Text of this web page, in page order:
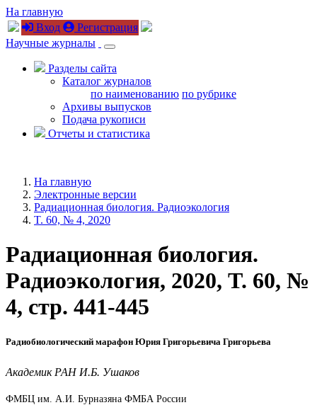
На главную
Вход
Регистрация
Научные журналы
Разделы сайта
Каталог журналов
по наименованию по рубрике
Архивы выпусков
Подача рукописи
Отчеты и статистика
На главную
Электронные версии
Радиационная биология. Радиоэкология
T. 60, № 4, 2020
Радиационная биология.
Радиоэкология, 2020, T. 60, №
4, стр. 441-445
Радиобиологический марафон Юрия Григорьевича Григорьева
Академик РАН И.Б. Ушаков
ФМБЦ им. А.И. Бурназяна ФМБА России